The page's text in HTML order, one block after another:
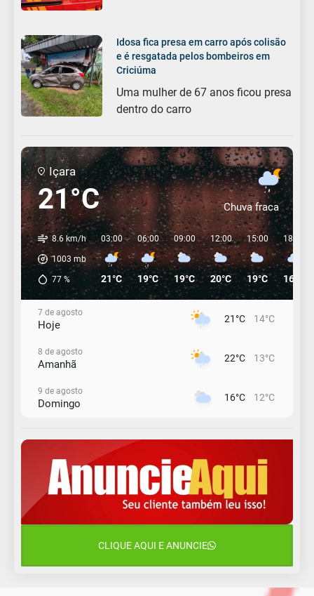
Idosa fica presa em carro após colisão
e é resgatada pelos bombeiros em
Criciúma
Uma mulher de 67 anos ficou presa
dentro do carro
Içara
21°C Chuva fraca
8.6 km/h
1003 mb
77%
03:00
21°C
06:00
19°C
09:00
19°C
12:00
20°C
15:00
19°C
18:00
16°C
7 de agosto
Hoje 21°C 14°C
8 de agosto
Amanhã 22°C 13°C
9 de agosto
Domingo 16°C 12°C
Segunda-Feira 13°C 11°C
11 de agosto
Terça-Feira
Quarta-Feira
CLIQUE AQUI E ANUNCIE